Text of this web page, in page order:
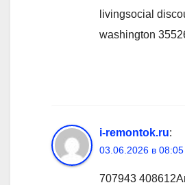
livingsocial
washington
i-remontok.ru:
03.06.2026 в 08:05
707943